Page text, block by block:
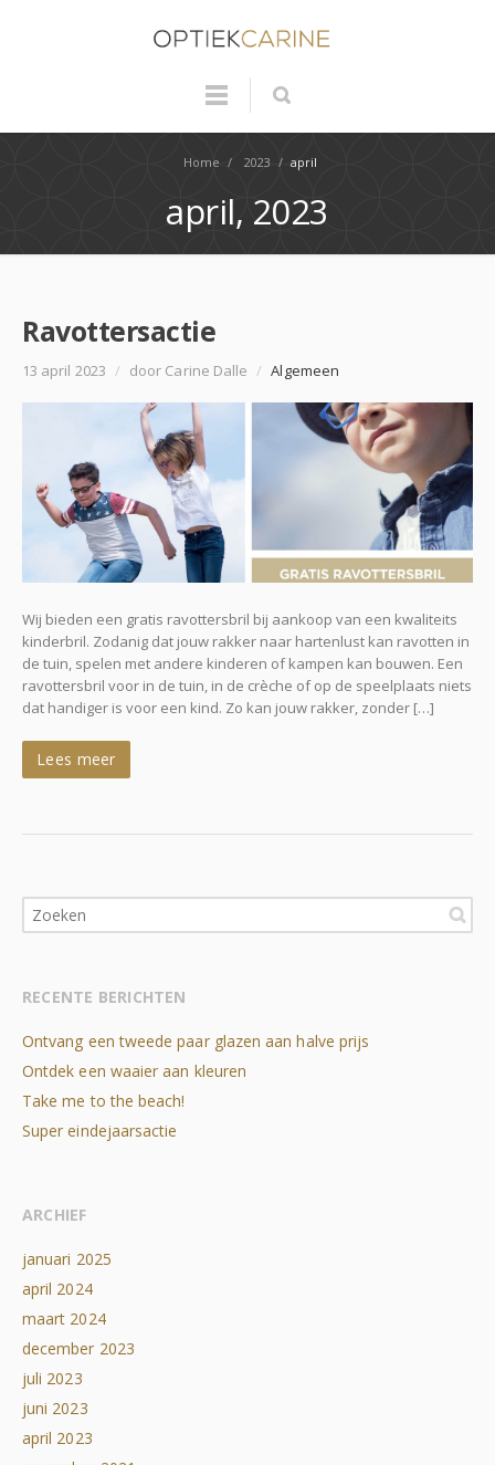
Home / 2023 / april
april, 2023
Ravottersactie
13 april 2023 / door Carine Dalle / Algemeen
Wij bieden een gratis ravottersbril bij aankoop van een kwaliteits
kinderbril. Zodanig dat jouw rakker naar hartenlust kan ravotten in
de tuin, spelen met andere kinderen of kampen kan bouwen. Een
ravottersbril voor in de tuin, in de crèche of op de speelplaats niets
dat handiger is voor een kind. Zo kan jouw rakker, zonder […]
Lees meer
RECENTE BERICHTEN
Ontvang een tweede paar glazen aan halve prijs
Ontdek een waaier aan kleuren
Take me to the beach!
Super eindejaarsactie
ARCHIEF
januari 2025
april 2024
maart 2024
december 2023
juli 2023
juni 2023
april 2023